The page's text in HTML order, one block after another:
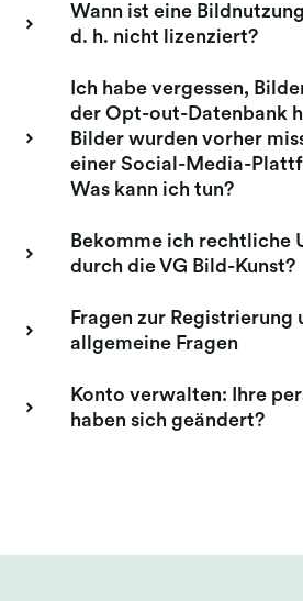
Wann ist eine
d. h. nicht lizenziert?
Ich habe vergessen,
der Opt-out-Datenbank
Bilder wurden vorher
einer Social-Media-
Was kann ich tun?
Bekomme ich rechtliche
durch die VG Bild-Kunst?
Fragen zur Registrierung
allgemeine Fragen
Konto verwalten: Ihre
haben sich geändert?